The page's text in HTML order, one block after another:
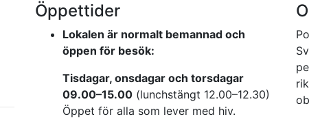
Öppettider
Lokalen är normalt bemannad och
öppen för besök:
Tisdagar, onsdagar och torsdagar
09.00–15.00 (lunchstängt 12.00–12.30)
Öppet för alla som lever med hiv.